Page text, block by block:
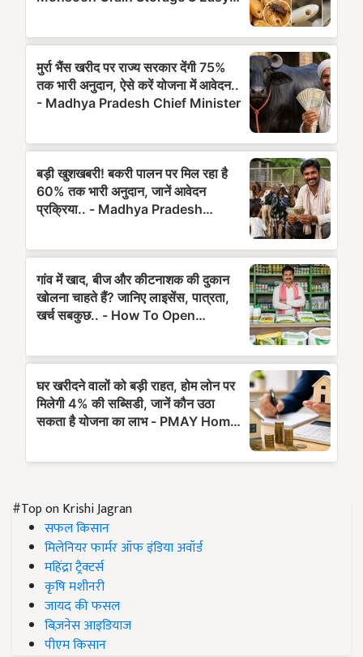
#Top on Krishi Jagran
सफल किसान
मिलेनियर फार्मर ऑफ इंडिया अवॉर्ड
महिंद्रा ट्रैक्टर्स
कृषि मशीनरी
जायद की फसल
बिज़नेस आइडियाज
पीएम किसान